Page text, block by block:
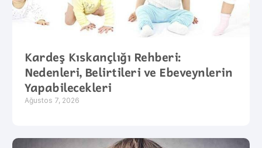
Kardeş Kıskançlığı Rehberi:
Nedenleri, Belirtileri ve Ebeveynlerin
Yapabilecekleri
Ağustos 7, 2026